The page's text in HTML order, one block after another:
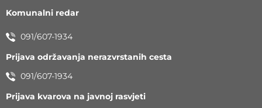
Komunalni redar
091/607-1934
Prijava održavanja nerazvrstanih cesta
091/607-1934
Prijava kvarova na javnoj rasvjeti